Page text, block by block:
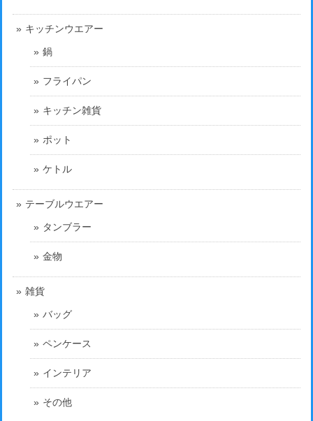
キッチンウエアー
鍋
フライパン
キッチン雑貨
ポット
ケトル
テーブルウエアー
タンブラー
金物
雑貨
バッグ
ペンケース
インテリア
その他